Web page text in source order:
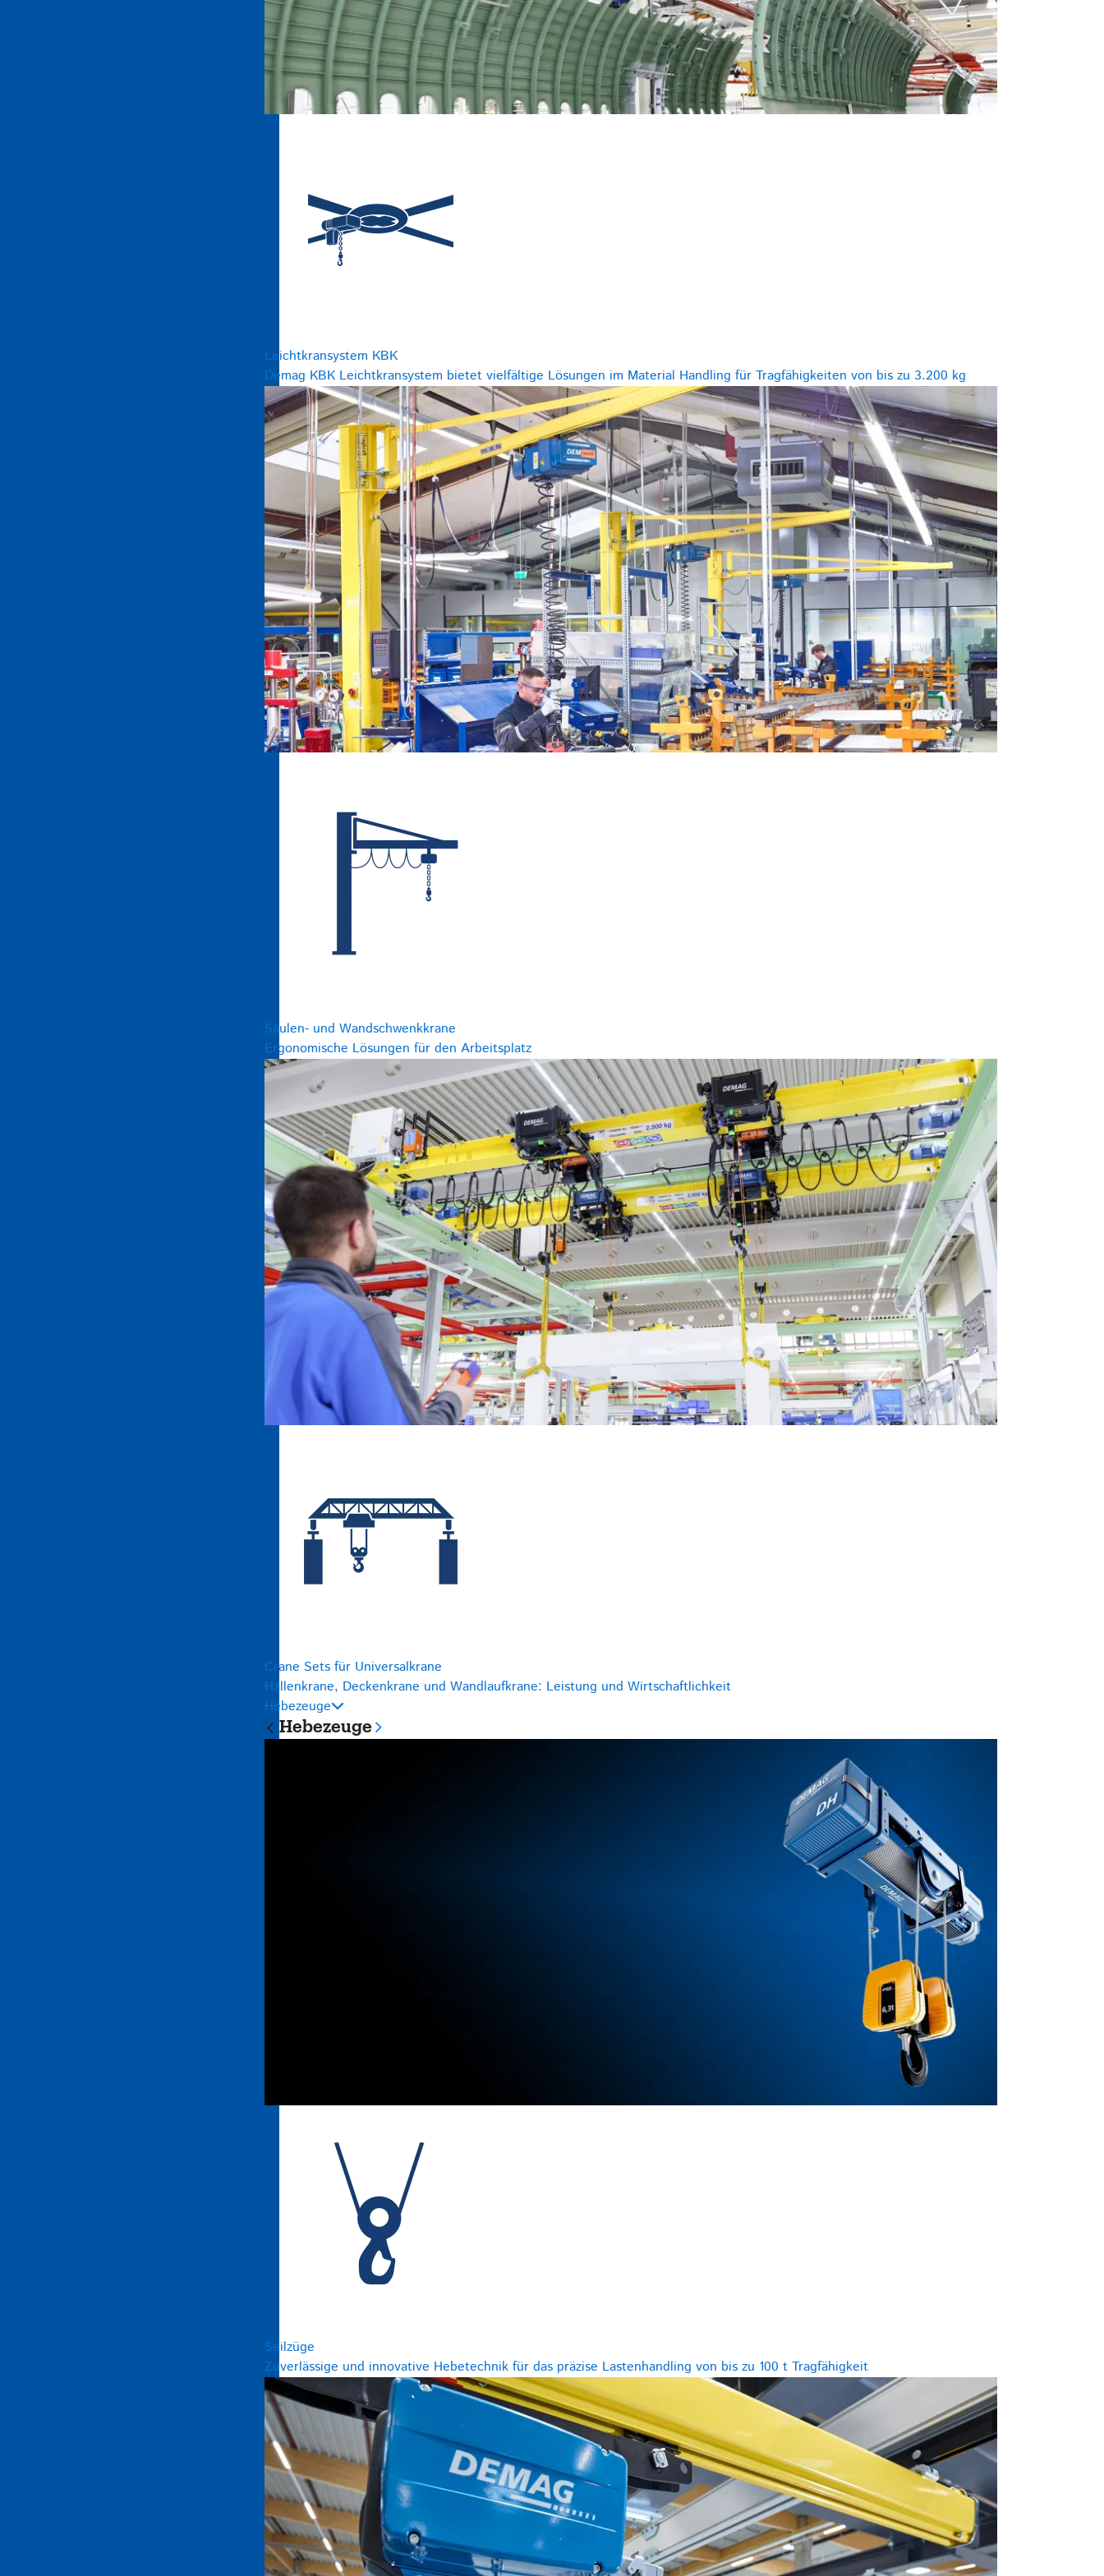
Leichtkransystem KBK
Demag KBK Leichtkransystem bietet vielfältige Lösungen im Material Handling für Tragfähigkeiten von bis zu 3.200 kg
Säulen- und Wandschwenkkrane
Ergonomische Lösungen für den Arbeitsplatz
Crane Sets für Universalkrane
Hallenkrane, Deckenkrane und Wandlaufkrane: Leistung und Wirtschaftlichkeit
Hebezeuge
Hebezeuge
Seilzüge
Zuverlässige und innovative Hebetechnik für das präzise Lastenhandling von bis zu 100 t Tragfähigkeit